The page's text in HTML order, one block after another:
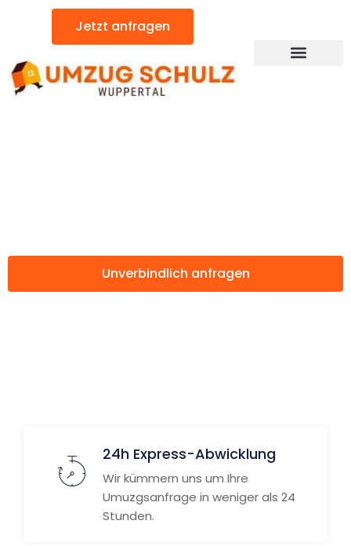
Jetzt anfragen
Unverbindlich anfragen
24h Express-Abwicklung
Wir kümmern uns um Ihre
Umuzgsanfrage in weniger als 24
Stunden.